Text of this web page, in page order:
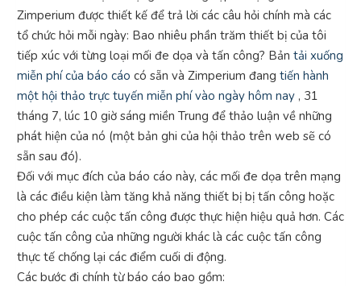
Zimperium được thiết kế để trả lời các câu hỏi chính mà các
tổ chức hỏi mỗi ngày: Bao nhiêu phần trăm thiết bị của tôi
tiếp xúc với từng loại mối đe dọa và tấn công? Bản tải xuống
miễn phí của báo cáo có sẵn và Zimperium đang tiến hành
một hội thảo trực tuyến miễn phí vào ngày hôm nay , 31
tháng 7, lúc 10 giờ sáng miền Trung để thảo luận về những
phát hiện của nó (một bản ghi của hội thảo trên web sẽ có
sẵn sau đó).
Đối với mục đích của báo cáo này, các mối đe dọa trên mạng
là các điều kiện làm tăng khả năng thiết bị bị tấn công hoặc
cho phép các cuộc tấn công được thực hiện hiệu quả hơn. Các
cuộc tấn công của những người khác là các cuộc tấn công
thực tế chống lại các điểm cuối di động.
Các bước đi chính từ báo cáo bao gồm: